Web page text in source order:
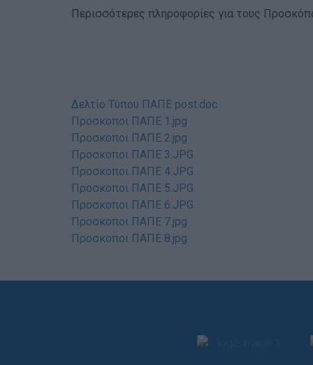
Περισσότερες πληροφορίες για τους
Δελτίο Τύπου ΠΑΠΕ post.doc
Προσκοποι ΠΑΠΕ 1.jpg
Προσκοποι ΠΑΠΕ 2.jpg
Προσκοποι ΠΑΠΕ 3.JPG
Προσκοποι ΠΑΠΕ 4.JPG
Προσκοποι ΠΑΠΕ 5.JPG
Προσκοποι ΠΑΠΕ 6.JPG
Προσκοποι ΠΑΠΕ 7.jpg
Προσκοποι ΠΑΠΕ 8.jpg